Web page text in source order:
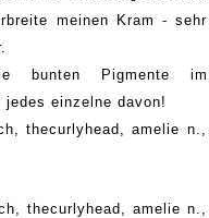
meinen Kram - sehr
bunten Pigmente im
jedes einzelne davon!